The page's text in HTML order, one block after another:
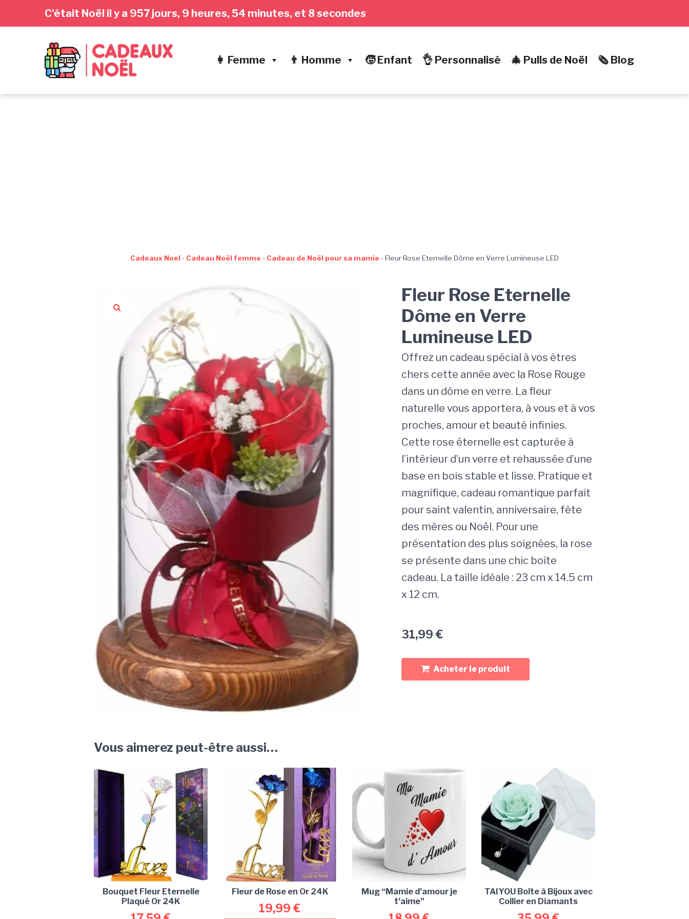
navigation
C'était Noël il y a 957 jours, 9 heures, 54 minutes, et 9 secondes
👩 Femme 👨 Homme 🧒 Enfant 👌 Personnalisé 🎄 Pulls de Noël 🗞️ Blog
Cadeaux Noel - Cadeau Noël femme - Cadeau de Noël pour sa mamie -Fleur Rose Eternelle Dôme en Verre Lumineuse LED
Fleur Rose Eternelle
Dôme en Verre
Lumineuse LED
Offrez un cadeau spécial à vos êtres
chers cette année avec la Rose Rouge
dans un dôme en verre. La fleur
naturelle vous apportera, à vous et à vos
proches, amour et beauté infinies.
Cette rose éternelle est capturée à
l’intérieur d’un verre et rehaussée d’une
base en bois stable et lisse. Pratique et
magnifique, cadeau romantique parfait
pour saint valentin, anniversaire, fête
des mères ou Noël. Pour une
présentation des plus soignées, la rose
se présente dans une chic boîte
cadeau. La taille idéale : 23 cm x 14.5 cm
x 12 cm.
31,99 €
Acheter le produit
Vous aimerez peut-être aussi…
Bouquet Fleur Eternelle
Plaqué Or 24K
Fleur de Rose en Or 24K
19,99 €
Mug “Mamie d’amour je
t’aime”
TAIYOU Boîte à Bijoux avec
Collier en Diamants